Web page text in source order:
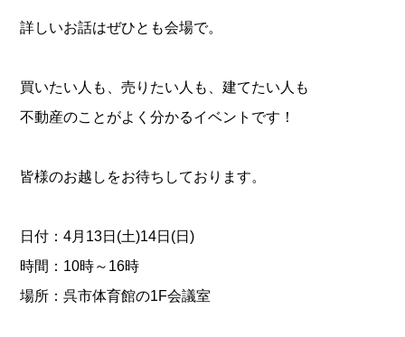
詳しいお話はぜひとも会場で。
買いたい人も、売りたい人も、建てたい人も
不動産のことがよく分かるイベントです！
皆様のお越しをお待ちしております。
日付：4月13日(土)14日(日)
時間：10時～16時
場所：呉市体育館の1F会議室